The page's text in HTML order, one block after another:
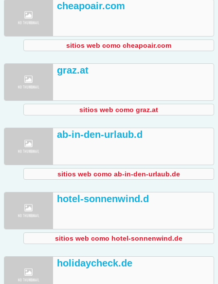
cheapoair.com
sitios web como cheapoair.com
graz.at
sitios web como graz.at
ab-in-den-urlaub.d
sitios web como ab-in-den-urlaub.de
hotel-sonnenwind.d
sitios web como hotel-sonnenwind.de
holidaycheck.de